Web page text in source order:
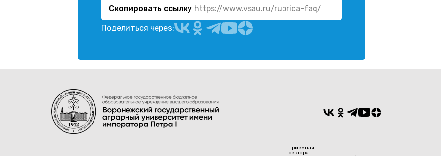
Скопировать ссылку https://www.vsau.ru/rubrica-faq/
Поделиться через:
Приемная
ректора